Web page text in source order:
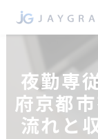
夜勤専
府京都
流れと